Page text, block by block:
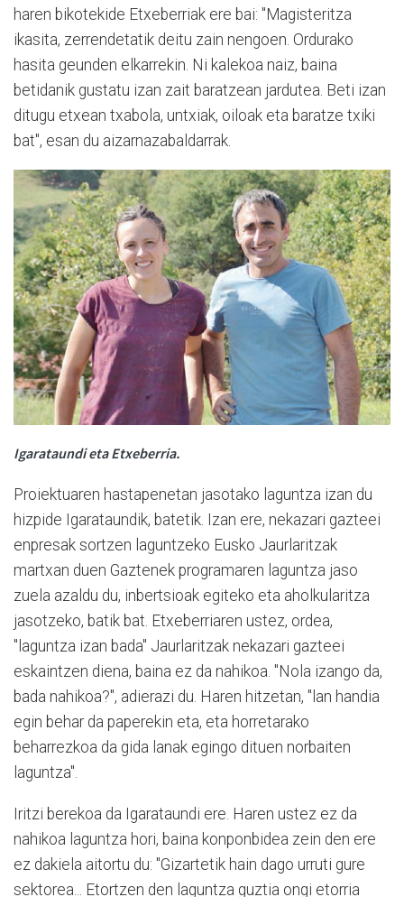
haren bikotekide Etxeberriak ere bai: "Magisteritza
ikasita, zerrendetatik deitu zain nengoen. Ordurako
hasita geunden elkarrekin. Ni kalekoa naiz, baina
betidanik gustatu izan zait baratzean jardutea. Beti izan
ditugu etxean txabola, untxiak, oiloak eta baratze txiki
bat", esan du aizarnazabaldarrak.
Igarataundi eta Etxeberria.
Proiektuaren hastapenetan jasotako laguntza izan du
hizpide Igarataundik, batetik. Izan ere, nekazari gazteei
enpresak sortzen laguntzeko Eusko Jaurlaritzak
martxan duen Gaztenek programaren laguntza jaso
zuela azaldu du, inbertsioak egiteko eta aholkularitza
jasotzeko, batik bat. Etxeberriaren ustez, ordea,
"laguntza izan bada" Jaurlaritzak nekazari gazteei
eskaintzen diena, baina ez da nahikoa. "Nola izango da,
bada nahikoa?", adierazi du. Haren hitzetan, "lan handia
egin behar da paperekin eta, eta horretarako
beharrezkoa da gida lanak egingo dituen norbaiten
laguntza".
Iritzi berekoa da Igarataundi ere. Haren ustez ez da
nahikoa laguntza hori, baina konponbidea zein den ere
ez dakiela aitortu du: "Gizartetik hain dago urruti gure
sektorea... Etortzen den laguntza guztia ongi etorria